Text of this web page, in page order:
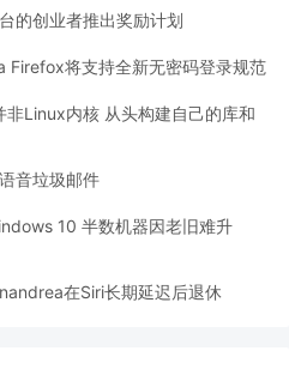
的创业者推出奖励计划
Firefox将支持全新无密码登录规范
Linux内核 从头构建自己的库和
音垃圾邮件
10 半数机器因老旧难升
在Siri长期延迟后退休